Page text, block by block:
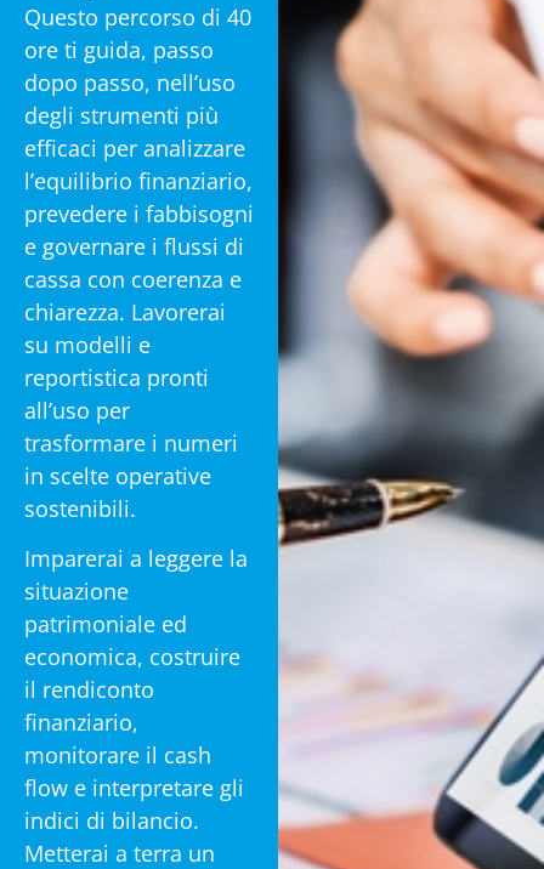
Questo percorso di 40
ore ti guida, passo
dopo passo, nell’uso
degli strumenti più
efficaci per analizzare
l’equilibrio finanziario,
prevedere i fabbisogni
e governare i flussi di
cassa con coerenza e
chiarezza. Lavorerai
su modelli e
reportistica pronti
all’uso per
trasformare i numeri
in scelte operative
sostenibili.
Imparerai a leggere la
situazione
patrimoniale ed
economica, costruire
il rendiconto
finanziario,
monitorare il cash
flow e interpretare gli
indici di bilancio.
Metterai a terra un